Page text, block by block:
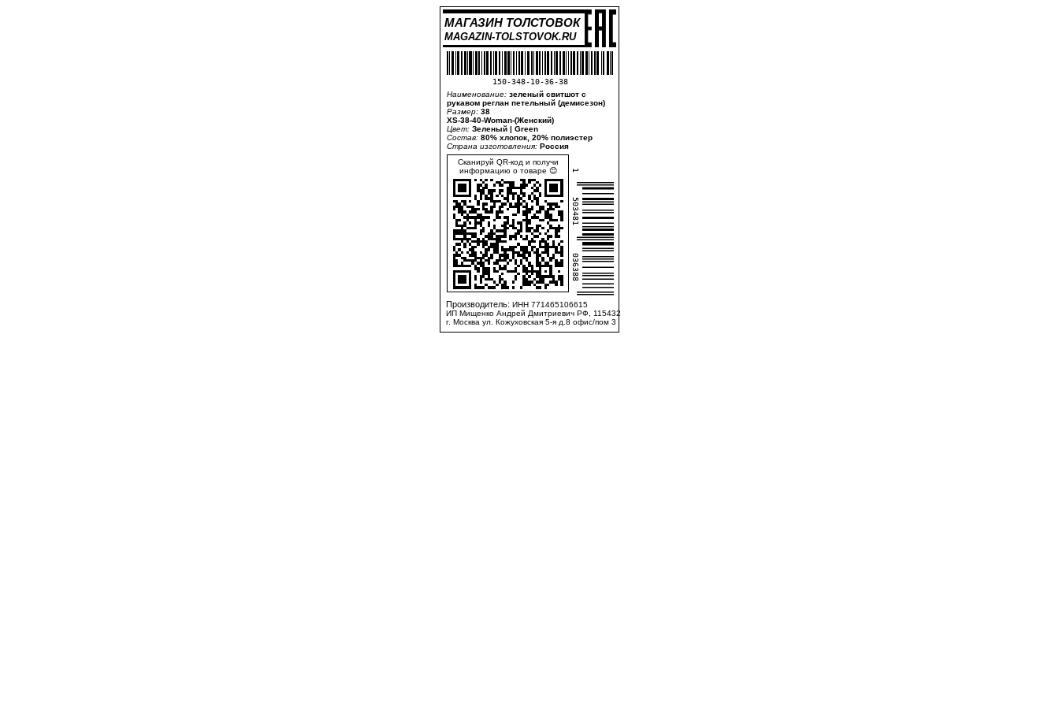
МАГАЗИН ТОЛСТОВОК
MAGAZIN-TOLSTOVOK.RU
150-348-10-36-38
Наименование: зеленый свитшот с
рукавом реглан петельный (демисезон)
Размер: 38
XS-38-40-Woman-(Женский)
Цвет: Зеленый | Green
Состав: 80% хлопок, 20% полиэстер
Страна изготовления: Россия
Сканируй QR-код и получи
информацию о товаре 😊
1
503481
036388
Производитель: ИНН 771465106615
ИП Мищенко Андрей Дмитриевич РФ, 115432
г. Москва ул. Кожуховская 5-я д.8 офис/пом 3